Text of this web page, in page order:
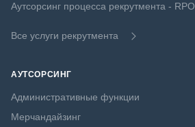
Аутсорсинг процесса рекрутмента - RPO
Все услуги рекрутмента
АУТСОРСИНГ
Административные функции
Мерчандайзинг